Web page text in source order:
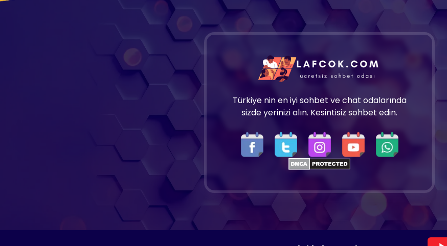
Türkiye nin en iyi sohbet ve chat odalarında
sizde yerinizi alın. Kesintisiz sohbet edin.
Lafcok.com